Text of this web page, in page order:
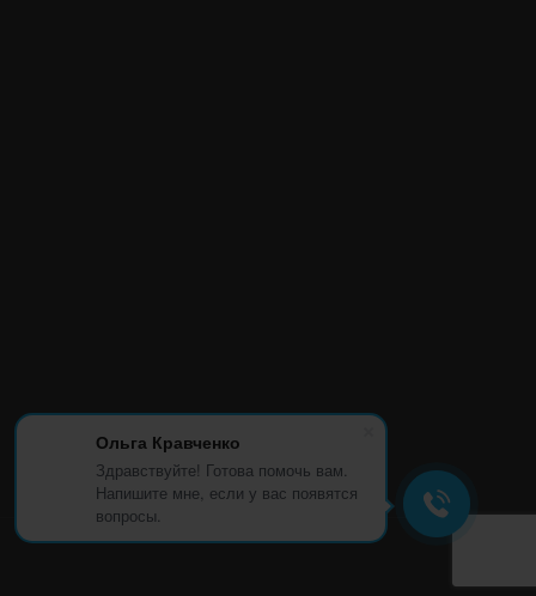
Ольга Кравченко
Здравствуйте! Готова помочь вам.
Напишите мне, если у вас появятся
вопросы.